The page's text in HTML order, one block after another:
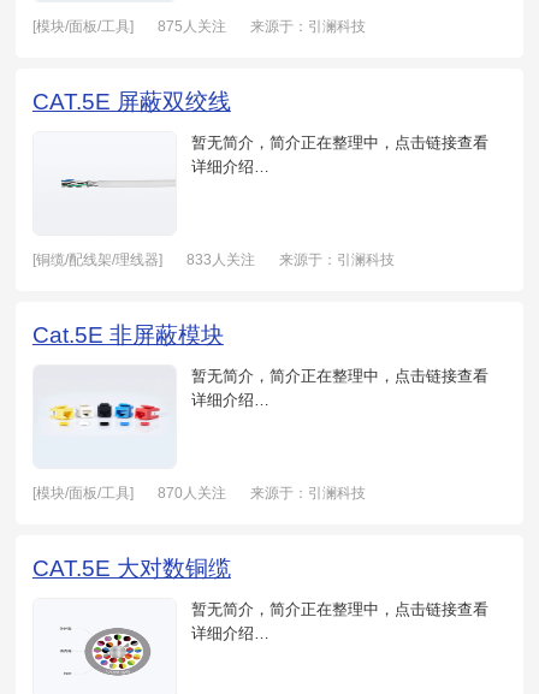
[模块/面板/工具] 875人关注
来源于：引澜科技
CAT.5E 屏蔽双绞线
暂无简介，简介正在整理中，点击链接查看
详细介绍…
[铜缆/配线架/理线器] 833人关注
来源于：引澜科技
Cat.5E 非屏蔽模块
暂无简介，简介正在整理中，点击链接查看
详细介绍…
[模块/面板/工具] 870人关注
来源于：引澜科技
CAT.5E 大对数铜缆
暂无简介，简介正在整理中，点击链接查看
详细介绍…